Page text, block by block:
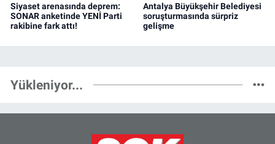
Siyaset arenasında deprem:
SONAR anketinde YENİ Parti
rakibine fark attı!
Antalya Büyükşehir Belediyesi
soruşturmasında sürpriz
gelişme
Yükleniyor...